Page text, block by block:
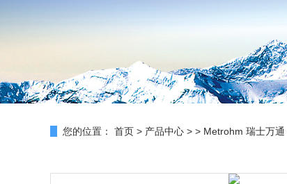
您的位置： 首页 > 产品中心 > > Metrohm 瑞士万通